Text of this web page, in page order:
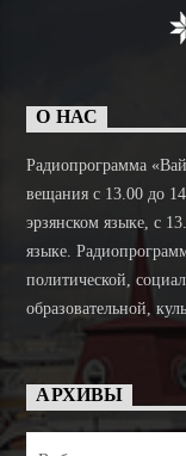
О НАС
Радиопрограмма
вещания с 13.00 до
эрзянском языке, с
языке.
политической,
образовательной,
АРХИВЫ